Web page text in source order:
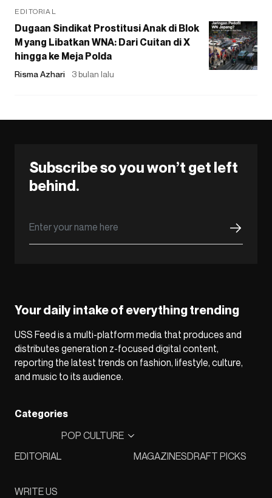
EDITORIAL
Dugaan Sindikat Prostitusi Anak di Blok
M yang Libatkan WNA: Dari Cuitan di X
hingga ke Meja Polda
Risma Azhari 3 bulan lalu
Subscribe so you won’t get left
behind.
Your daily intake of everything trending
USS Feed is a multi-platform media that produces and
distributes generation z-focused digital content,
reporting the latest trends on fashion, lifestyle, culture,
and music to its audience.
Categories
EDITORIAL
POP CULTURE
MAGAZINESDRAFT PICKS
WRITE US